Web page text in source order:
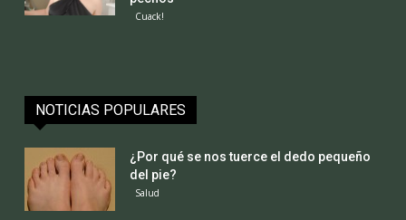
Cuack!
NOTICIAS POPULARES
¿Por qué se nos tuerce el dedo pequeño
del pie?
Salud